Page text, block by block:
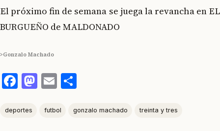
El próximo fin de semana se juega la revancha en EL
BURGUEÑO de MALDONADO
>Gonzalo Machado
Facebook
Mastodon
Email
deportes futbol gonzalo machado treinta y tres